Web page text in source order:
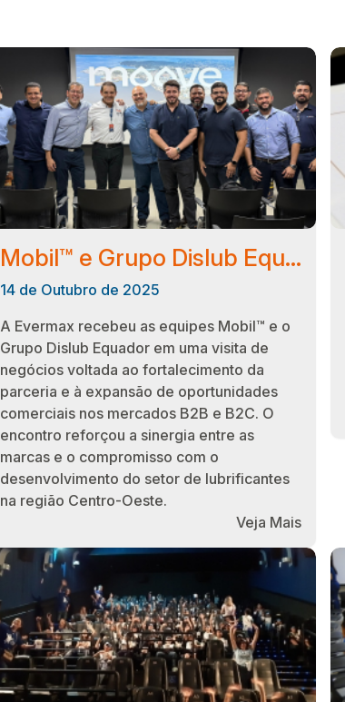
Mobil™ e Grupo Dislub Equador visitam a Evermax em encontro estratégico de negócios
14 de Outubro de 2025
A Evermax recebeu as equipes Mobil™ e o
Grupo Dislub Equador em uma visita de
negócios voltada ao fortalecimento da
parceria e à expansão de oportunidades
comerciais nos mercados B2B e B2C. O
encontro reforçou a sinergia entre as
marcas e o compromisso com o
desenvolvimento do setor de lubrificantes
na região Centro-Oeste.
Veja Mais